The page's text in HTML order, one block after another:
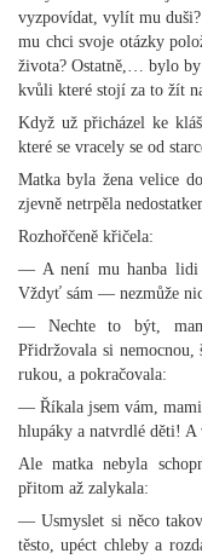
vyzpovídat, vylít mu
mu chci svoje otázky
života? Ostatně,… bylo by
kvůli které stojí za to žít
Když už přicházel ke
které se vracely se od
Matka byla žena velice
zjevně netrpěla
Rozhořčeně křičela:
— A není mu hanba lidi
Vždyť sám — nezmůže
— Nechte to být,
Přidržovala si
rukou, a pokračovala:
— Říkala jsem vám,
hlupáky a natvrdlé děti!
Ale matka nebyla
přitom až zalykala:
— Usmyslet si něco
těsto, upéct chleby a